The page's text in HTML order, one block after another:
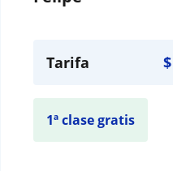
Tarifa
1ª clase gratis